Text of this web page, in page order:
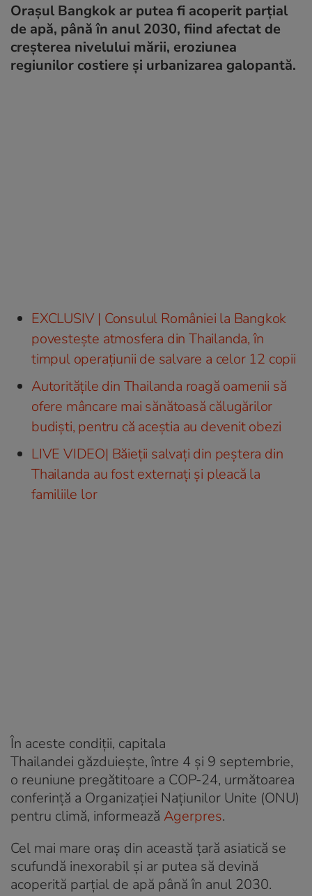
Orașul Bangkok ar putea fi acoperit parţial
de apă, până în anul 2030, fiind afectat de
creşterea nivelului mării, eroziunea
regiunilor costiere şi urbanizarea galopantă.
EXCLUSIV | Consulul României la Bangkok
povestește atmosfera din Thailanda, în
timpul operațiunii de salvare a celor 12 copii
Autoritățile din Thailanda roagă oamenii să
ofere mâncare mai sănătoasă călugărilor
budiști, pentru că aceștia au devenit obezi
LIVE VIDEO| Băieții salvați din peștera din
Thailanda au fost externați și pleacă la
familiile lor
În aceste condiții, capitala
Thailandei găzduieşte, între 4 şi 9 septembrie,
o reuniune pregătitoare a COP-24, următoarea
conferinţă a Organizației Națiunilor Unite (ONU)
pentru climă, informează Agerpres.
Cel mai mare oraș din această țară asiatică se
scufundă inexorabil şi ar putea să devină
acoperită parţial de apă până în anul 2030.